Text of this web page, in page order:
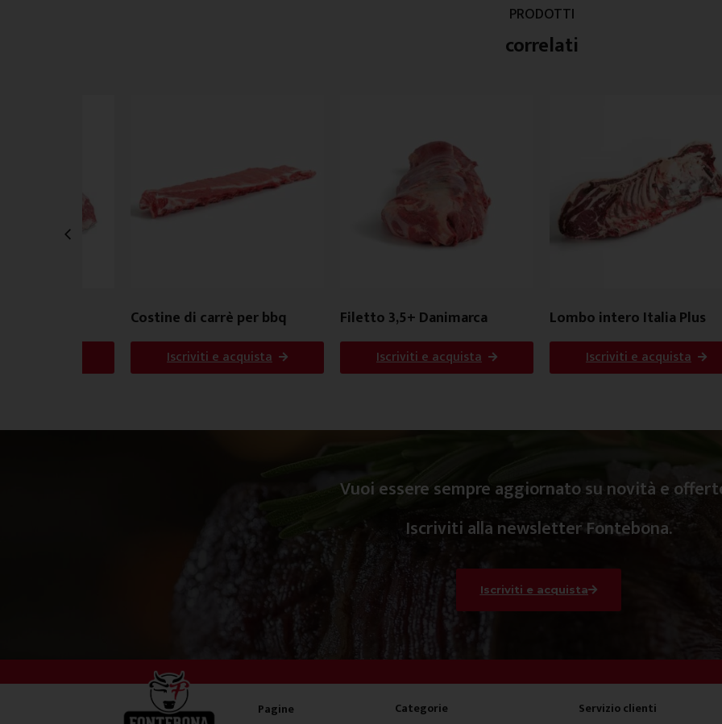
PRODOTTI
correlati
Costine di carrè per bbq
Iscriviti e acquista
Filetto 3,5+ Danimarca
Iscriviti e acquista
Lombo intero Italia Plus
Iscriviti e acquista
Vuoi essere sempre aggiornato su novità e
Iscriviti alla newsletter Fontebona.
Iscriviti e acquista
Pagine Categorie Servizio clienti